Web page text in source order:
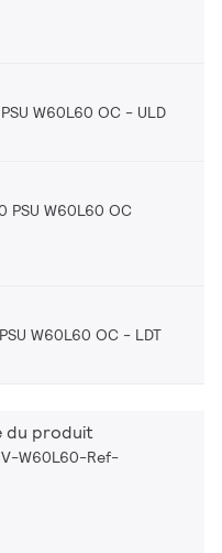
W60L60 OC ULD
PSU W60L60 OC
W60L60 OC LDT
du produit
W60L60-Ref-